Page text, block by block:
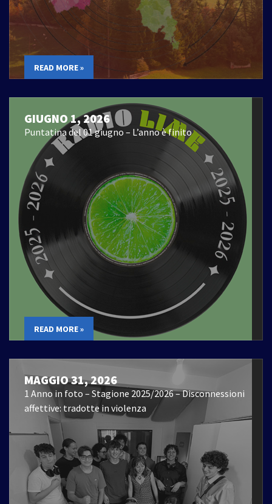
READ MORE »
GIUGNO 1, 2026
Puntatina del 01 giugno – L’anno è finito
READ MORE »
MAGGIO 31, 2026
1 Anno in foto – Stagione 2025/2026 – Disconnessioni
affettive: tradotte in violenza